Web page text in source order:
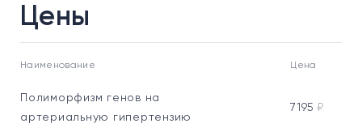
Цены
Наименование Цена
Полиморфизм генов на
артериальную гипертензию
7195 ₽